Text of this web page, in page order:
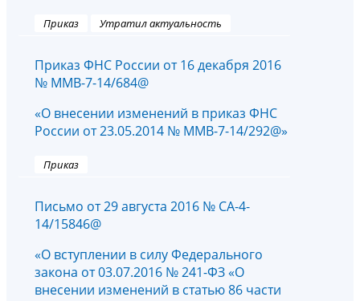
Приказ Утратил актуальность
Приказ ФНС России от 16 декабря 2016
№ ММВ-7-14/684@
«О внесении изменений в приказ ФНС
России от 23.05.2014 № ММВ-7-14/292@»
Приказ
Письмо от 29 августа 2016 № СА-4-
14/15846@
«О вступлении в силу Федерального
закона от 03.07.2016 № 241-ФЗ «О
внесении изменений в статью 86 части